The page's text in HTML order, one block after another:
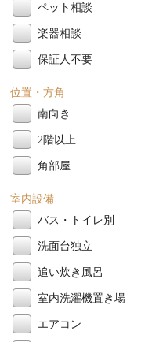
ペット相談
楽器相談
保証人不要
位置・方角
南向き
2階以上
角部屋
室内設備
バス・トイレ別
洗面台独立
追い炊き風呂
室内洗濯機置き場
エアコン